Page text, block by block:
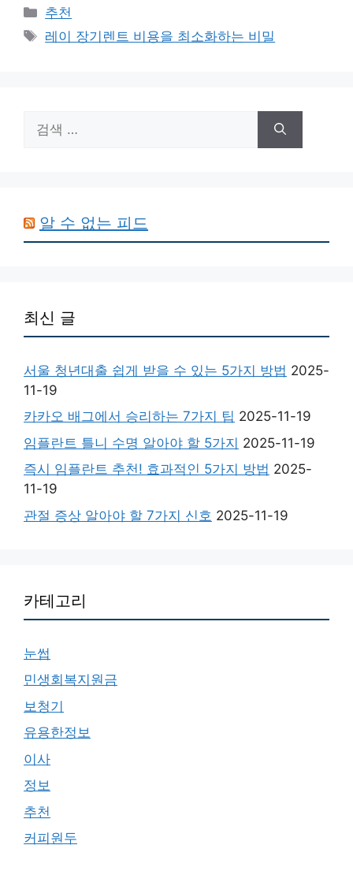
카
테
고
추천
태
레이 장기렌트 비용을 최소화하는 비밀
색:
알 수 없는 피드
최신 글
서울 청년대출 쉽게 받을 수 있는 5가지 방법 2025-
11-19
카카오 배그에서 승리하는 7가지 팁 2025-11-19
임플란트 틀니 수명 알아야 할 5가지 2025-11-19
즉시 임플란트 추천! 효과적인 5가지 방법 2025-
11-19
관절 증상 알아야 할 7가지 신호 2025-11-19
카테고리
눈썹
민생회복지원금
보청기
유용한정보
이사
정보
추천
커피원두